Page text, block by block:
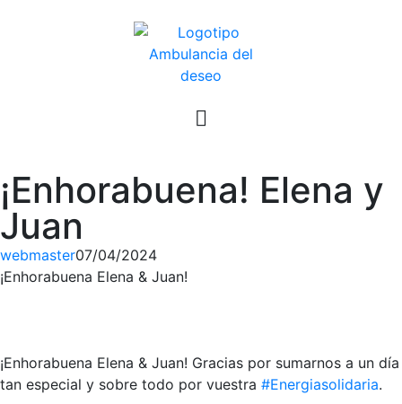
¡Enhorabuena! Elena y
Juan
webmaster07/04/2024
¡Enhorabuena Elena & Juan!
¡Enhorabuena Elena & Juan! Gracias por sumarnos a un día
tan especial y sobre todo por vuestra #Energiasolidaria.